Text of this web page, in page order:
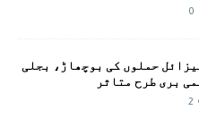
0
حملوں کی بوچھاڑ، بجلی
بری طرح متاثر
2